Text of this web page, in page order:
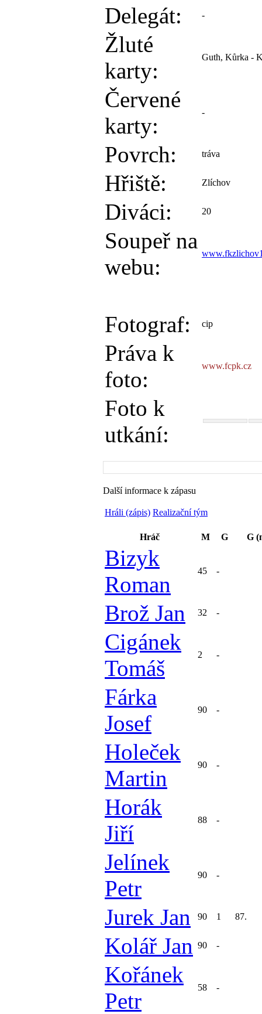
Delegát: -
Žluté
karty:
Guth, Kůrka -
Červené
karty:
-
Povrch: tráva
Hřiště: Zlíchov
Diváci: 20
Soupeř na
webu:
Fotograf: cip
Práva k
foto:
www.fcpk.cz
Foto k
utkání:
Další informace k zápasu
Hráli (zápis) Realizační tým
Hráč M G G
Bizyk
Roman
45 -
Brož Jan 32 -
Cigánek
Tomáš
2 -
Fárka
Josef
90 -
Holeček
Martin
90 -
Horák
Jiří
88 -
Jelínek
Petr
90 -
Jurek Jan 90 1 87.
Kolář Jan 90 -
Kořánek
Petr
58 -